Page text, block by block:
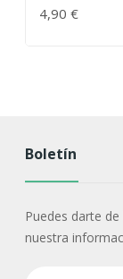
4,90 €
Boletín
Puedes darte
nuestra